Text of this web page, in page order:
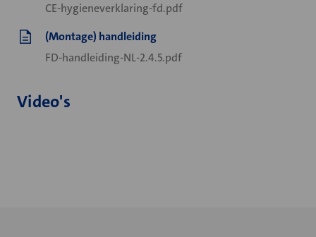
CE-hygieneverklaring-fd.pdf
(Montage) handleiding
FD-handleiding-NL-2.4.5.pdf
Video's